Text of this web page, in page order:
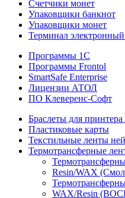
Счетчики монет
Упаковщики банкнот
Упаковщики монет
Терминал электронный
Программы 1C
Программы Frontol
SmartSafe Enterprise
Лицензии АТОЛ
ПО Клеверенс-Софт
Браслеты для
Пластиковые карты
Текстильные ленты
Термотрансферные
Resin/WAX
WAX/Resin